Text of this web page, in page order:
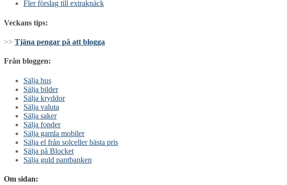
Fler förslag till extraknäck
Veckans tips:
>> Tjäna pengar på att blogga
Från bloggen:
Sälja hus
Sälja bilder
Sälja kryddor
Sälja valuta
Sälja saker
Sälja fonder
Sälja gamla mobiler
Sälja el från solceller bästa pris
Sälja på Blocket
Sälja guld pantbanken
Om sidan: